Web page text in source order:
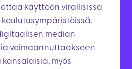
käyttöön virallisissa
median
voimaannuttaakseen
myös